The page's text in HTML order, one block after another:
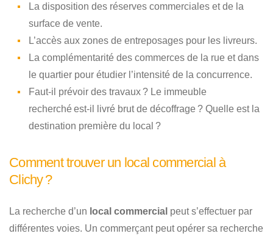
La disposition des réserves commerciales et de la
surface de vente.
L’accès aux zones de entreposages pour les livreurs.
La complémentarité des commerces de la rue et dans
le quartier pour étudier l’intensité de la concurrence.
Faut-il prévoir des travaux ? Le immeuble
recherché est-il livré brut de décoffrage ? Quelle est la
destination première du local ?
Comment trouver un local commercial à
Clichy ?
La recherche d’un local commercial peut s’effectuer par
différentes voies. Un commerçant peut opérer sa recherche